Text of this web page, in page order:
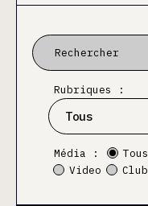
Rubriques :
Média : Tous
Video
Club